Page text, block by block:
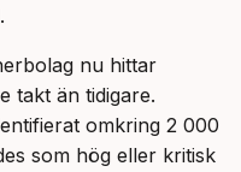
nu hittar
takt än tidigare.
omkring 2 000
som hög eller kritisk